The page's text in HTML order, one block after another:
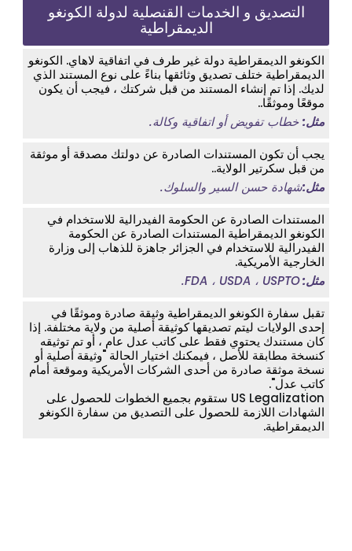
التصديق و الخدمات القنصلية لدولة الكونغو
الديمقراطية
الكونغو الديمقراطية دولة غير طرف في اتفاقية لاهاي. الكونغو
الديمقراطية ختلف تصديق وثائقها بناءً على نوع المستند الذي
لديك. إذا تم إنشاء المستند من قبل شركتك ، فيجب أن يكون
موقعًا وموثقًا..
مثل:خطاب تفويض أو اتفاقية وكالة.
يجب أن تكون المستندات الصادرة عن دولتك مصدقة أو موثقة
من قبل سكرتير الولاية..
مثل:شهادة حسن السير والسلوك.
المستندات الصادرة عن الحكومة الفيدرالية للاستخدام في
الكونغو الديمقراطية المستندات الصادرة عن الحكومة
الفيدرالية للاستخدام في الجزائر جاهزة للذهاب إلى وزارة
الخارجية الأمريكية.
مثل:FDA ، USDA ، USPTO.
تقبل سفارة الكونغو الديمقراطية وثيقة صادرة وموثقًا في
إحدى الولايات ليتم تصديقها كوثيقة أصلية من ولاية مختلفة. إذا
كان مستندك يحتوي فقط على كاتب عدل عام ، أو تم توثيقه
كنسخة مطابقة للأصل ، فيمكنك اختيار الحالة "وثيقة أصلية أو
نسخة موثقة صادرة من أحدى الشركات الأمريكية وموقعة أمام
كاتب عدل".
US Legalization ستقوم بجميع الخطوات للحصول على
الشهادات اللازمة للحصول على التصديق من سفارة الكونغو
الديمقراطية.